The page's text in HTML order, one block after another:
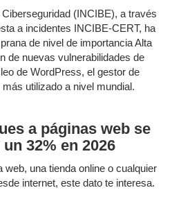
(INCIBE), a través
a incidentes INCIBE-CERT, ha
de nivel de importancia Alta
de nuevas vulnerabilidades de
de WordPress, el gestor de
utilizado a nivel mundial.
a páginas web se
32% en 2026
web, una tienda online o cualquier
internet, este dato te interesa.